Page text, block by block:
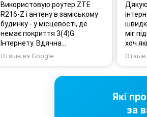
Використовую роутер ZTE
R216-Z і антену в заміському
будинку - у місцевості, де
немає покриття 3(4)G
Інтернету. Вдячна
співробітникам служби
технічної підтримки та
швидке сервісне
Отзыв из Google
Дякую
міг
хоч
дякую
Отзыв
Які
за